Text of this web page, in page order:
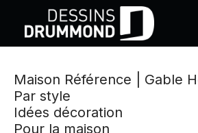
Maison Référence | Gable
Par style
Idées décoration
Pour la maison